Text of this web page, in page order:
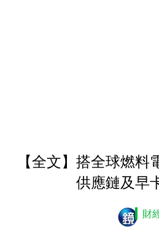
【全文】搭全球燃
供應鏈及早
財